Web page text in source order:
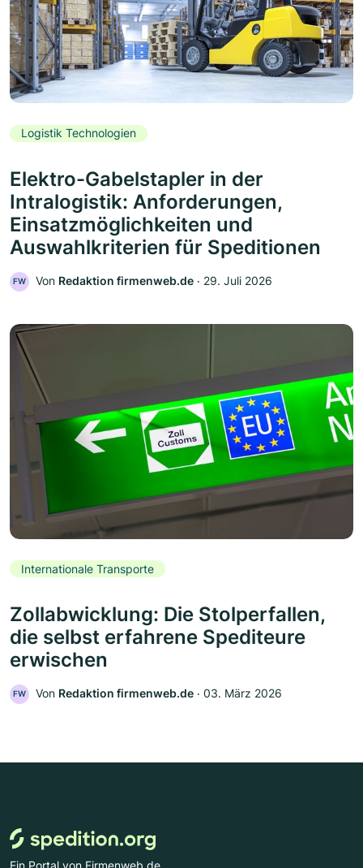
Logistik Technologien
Elektro-Gabelstapler in der
Intralogistik: Anforderungen,
Einsatzmöglichkeiten und
Auswahlkriterien für Speditionen
FW Von Redaktion firmenweb.de ‧ 29. Juli 2026
Internationale Transporte
Zollabwicklung: Die Stolperfallen,
die selbst erfahrene Spediteure
erwischen
FW Von Redaktion firmenweb.de ‧ 03. März 2026